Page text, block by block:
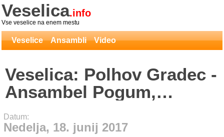
Veselica.info
Vse veselice na enem mestu
Veselice Ansambli Video
Veselica: Polhov Gradec -
Ansambel Pogum,
Dramska skupina Neptun
Datum:
Nedelja, 18. junij 2017